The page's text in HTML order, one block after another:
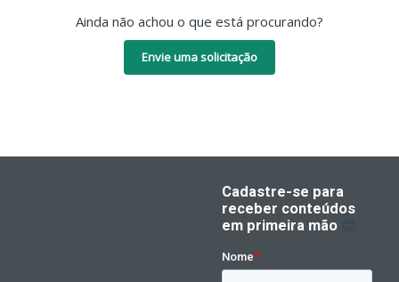
Ainda não achou o que está procurando?
Envie uma solicitação